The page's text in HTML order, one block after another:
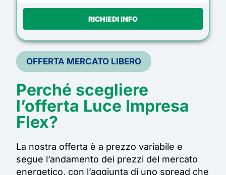
OFFERTA MERCATO LIBERO
Perché scegliere
l’offerta Luce Impresa
Flex?
La nostra offerta è a prezzo variabile e
segue l’andamento dei prezzi del mercato
energetico, con l’aggiunta di uno spread che
RICHIEDI INFO